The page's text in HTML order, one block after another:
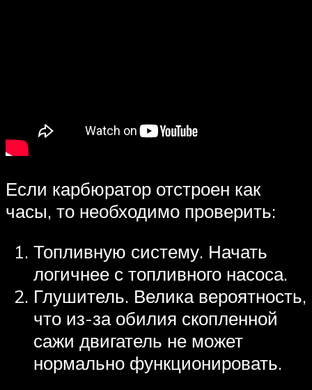
Если карбюратор отстроен как
часы, то необходимо проверить:
Топливную систему. Начать
логичнее с топливного насоса.
Глушитель. Велика вероятность,
что из-за обилия скопленной
сажи двигатель не может
нормально функционировать.